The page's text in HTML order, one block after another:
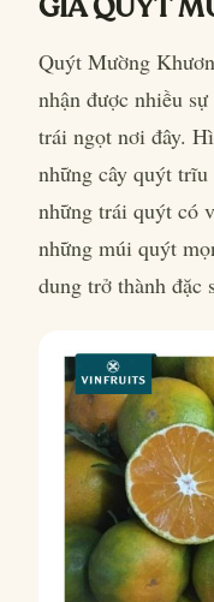
Quýt Mường
nhận được nhiều
trái ngọt nơi đây.
những cây quýt
những trái quýt có
những múi quýt
dung trở thành đặc